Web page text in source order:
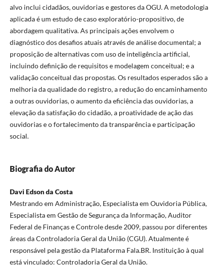
alvo inclui cidadãos, ouvidorias e gestores da OGU. A metodologia
aplicada é um estudo de caso exploratório-propositivo, de
abordagem qualitativa. As principais ações envolvem o
diagnóstico dos desafios atuais através de análise documental; a
proposição de alternativas com uso de inteligência artificial,
incluindo definição de requisitos e modelagem conceitual; e a
validação conceitual das propostas. Os resultados esperados são a
melhoria da qualidade do registro, a redução do encaminhamento
a outras ouvidorias, o aumento da eficiência das ouvidorias, a
elevação da satisfação do cidadão, a proatividade de ação das
ouvidorias e o fortalecimento da transparência e participação
social.
Biografia do Autor
Davi Edson da Costa
Mestrando em Administração, Especialista em Ouvidoria Pública,
Especialista em Gestão de Segurança da Informação, Auditor
Federal de Finanças e Controle desde 2009, passou por diferentes
áreas da Controladoria Geral da União (CGU). Atualmente é
responsável pela gestão da Plataforma Fala.BR. Instituição à qual
está vinculado: Controladoria Geral da União.